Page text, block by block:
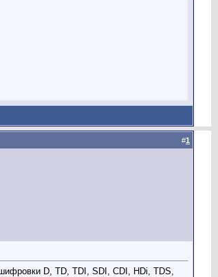
#1
D, TD, TDI, SDI, CDI, HDi, TDS,